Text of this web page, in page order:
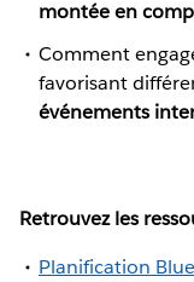
montée en
Comment
favorisant
événements
Retrouvez les
Planification